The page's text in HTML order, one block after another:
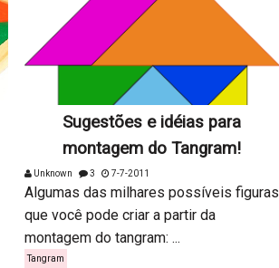
Sugestões e idéias para
montagem do Tangram!
Unknown 3 7-7-2011
Algumas das milhares possíveis figuras
que você pode criar a partir da
montagem do tangram: ...
Tangram